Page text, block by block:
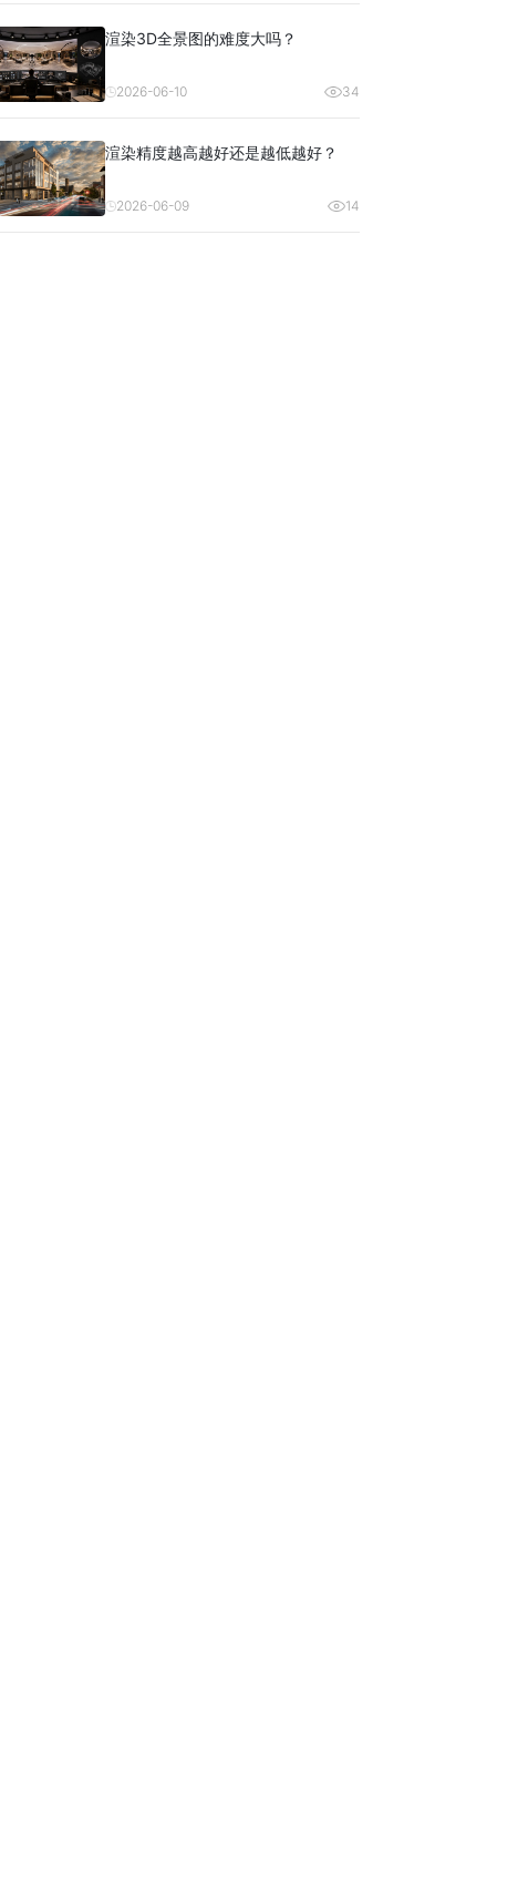
渲染3D全景图的难度大吗？
2026-06-10 34
渲染精度越高越好还是越低越好？
2026-06-09 14